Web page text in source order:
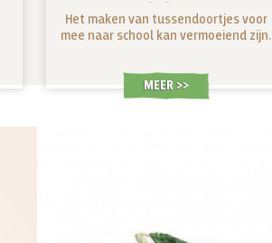
Lifefood
Het maken van tussendoortjes voor
mee naar school kan vermoeiend zijn.
MEER >